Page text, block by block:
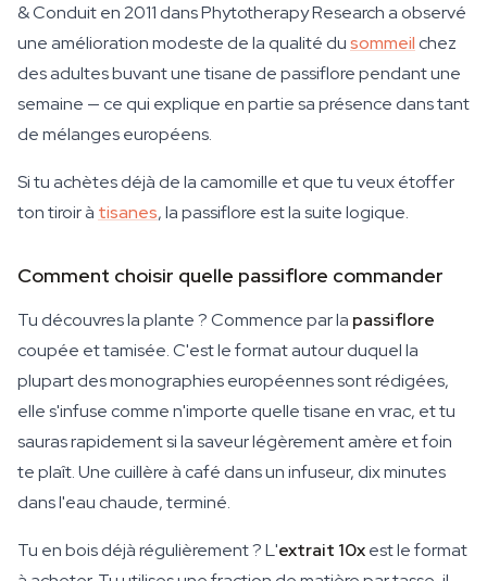
& Conduit en 2011 dans Phytotherapy Research a observé
une amélioration modeste de la qualité dusommeil chez
des adultes buvant une tisane de passiflore pendant une
semaine — ce qui explique en partie sa présence dans tant
de mélanges européens.
Si tu achètes déjà de la camomille et que tu veux étoffer
ton tiroir à tisanes, la passiflore est la suite logique.
Comment choisir quelle passiflore commander
Tu découvres la plante ? Commence par la passiflore
coupée et tamisée. C'est le format autour duquel la
plupart des monographies européennes sont rédigées,
elle s'infuse comme n'importe quelle tisane en vrac, et tu
sauras rapidement si la saveur légèrement amère et foin
te plaît. Une cuillère à café dans un infuseur, dix minutes
dans l'eau chaude, terminé.
Tu en bois déjà régulièrement ? L'extrait 10xest le format